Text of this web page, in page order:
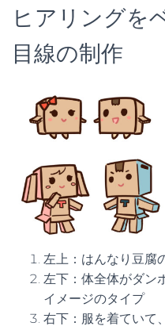
ヒアリングを
目線の制作
左上：はんなり豆腐
左下：体全体がダン
イメージのタイプ
右下：服を着ていて